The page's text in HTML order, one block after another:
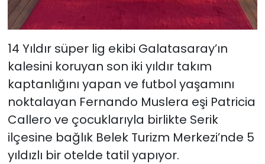
14 Yıldır süper lig ekibi Galatasaray’ın
kalesini koruyan son iki yıldır takım
kaptanlığını yapan ve futbol yaşamını
noktalayan Fernando Muslera eşi Patricia
Callero ve çocuklarıyla birlikte Serik
ilçesine bağlık Belek Turizm Merkezi’nde 5
yıldızlı bir otelde tatil yapıyor.